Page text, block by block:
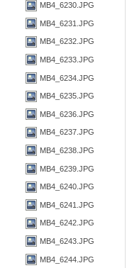
MB4_6230.JPG
MB4_6231.JPG
MB4_6232.JPG
MB4_6233.JPG
MB4_6234.JPG
MB4_6235.JPG
MB4_6236.JPG
MB4_6237.JPG
MB4_6238.JPG
MB4_6239.JPG
MB4_6240.JPG
MB4_6241.JPG
MB4_6242.JPG
MB4_6243.JPG
MB4_6244.JPG